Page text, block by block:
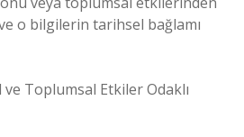
o bilgilerin tarihsel bağlamı
ve Toplumsal Etkiler Odaklı